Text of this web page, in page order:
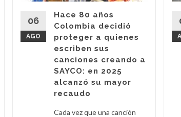
06
AGO
Hace 80 años
Colombia decidió
proteger a quienes
escriben sus
canciones creando a
SAYCO: en 2025
alcanzó su mayor
recaudo
Cada vez que una canción